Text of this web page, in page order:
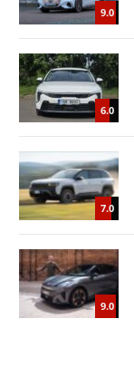
9.0
6.0
7.0
9.0